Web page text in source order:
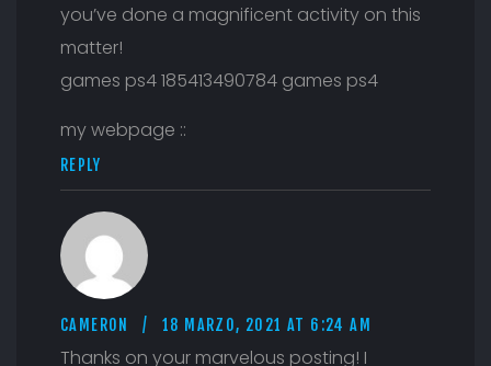
you’ve done a magnificent activity on this
matter!
games ps4 185413490784 games ps4
my webpage ::
REPLY
CAMERON 18 MARZO, 2021 AT 6:24 AM
Thanks on your marvelous posting! I